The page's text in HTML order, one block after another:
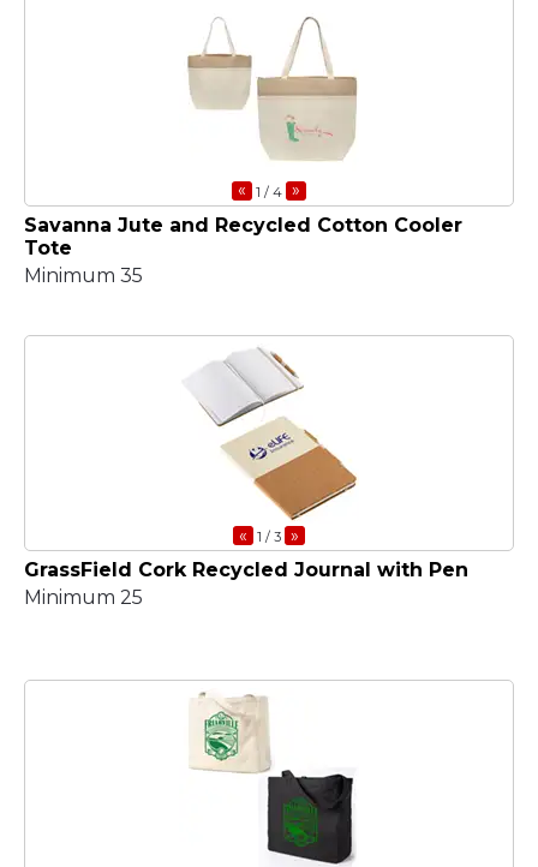
« 1 / 4 »
Savanna Jute and Recycled Cotton Cooler
Tote
Minimum 35
« 1 / 3 »
GrassField Cork Recycled Journal with Pen
Minimum 25